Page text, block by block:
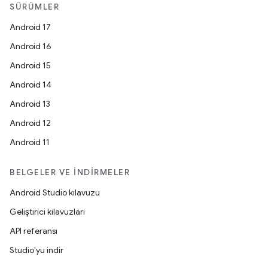
SÜRÜMLER
Android 17
Android 16
Android 15
Android 14
Android 13
Android 12
Android 11
BELGELER VE İNDIRMELER
Android Studio kılavuzu
Geliştirici kılavuzları
API referansı
Studio'yu indir